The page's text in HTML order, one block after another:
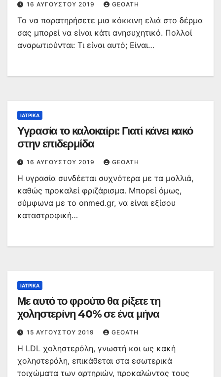
16 ΑΥΓΟΎΣΤΟΥ 2019 GEOATH
Το να παρατηρήσετε μια κόκκινη ελιά στο δέρμα
σας μπορεί να είναι κάτι ανησυχητικό. Πολλοί
αναρωτιούνται: Τι είναι αυτό; Είναι…
ΙΑΤΡΙΚΆ
Υγρασία το καλοκαίρι: Γιατί κάνει κακό
στην επιδερμίδα
16 ΑΥΓΟΎΣΤΟΥ 2019 GEOATH
Η υγρασία συνδέεται συχνότερα με τα μαλλιά,
καθώς προκαλεί φριζάρισμα. Μπορεί όμως,
σύμφωνα με το onmed.gr, να είναι εξίσου
καταστροφική…
ΙΑΤΡΙΚΆ
Με αυτό το φρούτο θα ρίξετε τη
χοληστερίνη 40% σε ένα μήνα
15 ΑΥΓΟΎΣΤΟΥ 2019 GEOATH
Η LDL χοληστερόλη, γνωστή και ως κακή
χοληστερόλη, επικάθεται στα εσωτερικά
τοιχώματα των αρτηριών, προκαλώντας τους